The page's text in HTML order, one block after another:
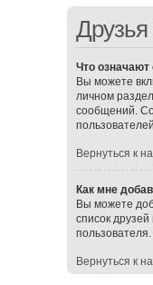
Друзья
Что означают
Вы можете
личном
сообщений.
Вернуться к
Как мне
Вы можете
список
Вернуться к